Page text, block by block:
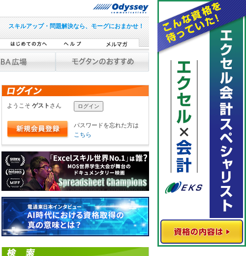
スキルアップ・問題解決なら、モーグにおまかせ！
ようこそ ゲスト さん
パスワードを忘れた方は
こちら